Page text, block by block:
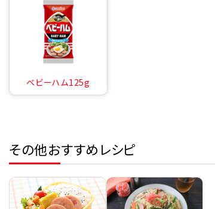
ベビーハム125g
その他おすすめレシピ